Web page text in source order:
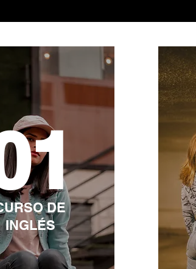
DE
INGLÉS